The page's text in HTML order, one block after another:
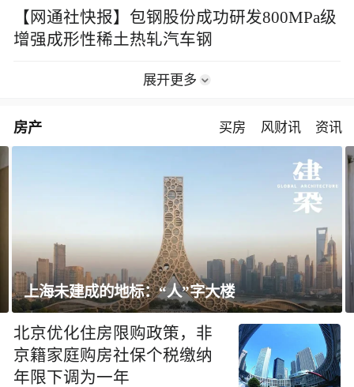
【网通社快报】包钢股份成功研发800MPa级
增强成形性稀土热轧汽车钢
展开更多
房产 买房 风财讯 资讯
大楼 飘窗竟然能变身全屋C位 都
北京优化住房限购政策，非
京籍家庭购房社保个税缴纳
年限下调为一年